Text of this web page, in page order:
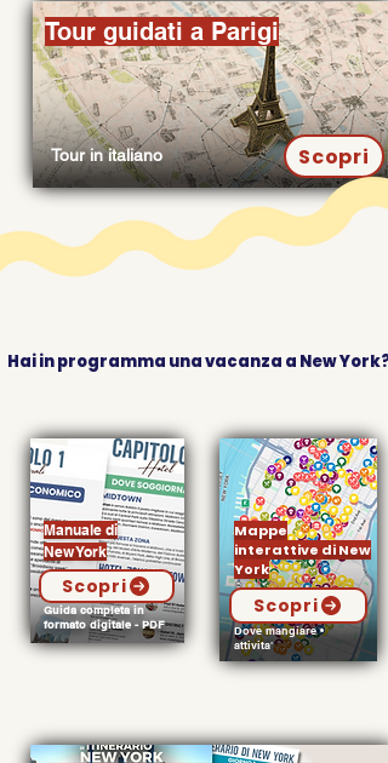
Tour guidati a Parigi
Tour in italiano Scopri
Hai in programma una vacanza a New York?
Manuale di
New York
Scopri
Guida completa in
formato digitale - PDF
Mappe
interattive di New
York
Scopri
Dove mangiare •
attivita'